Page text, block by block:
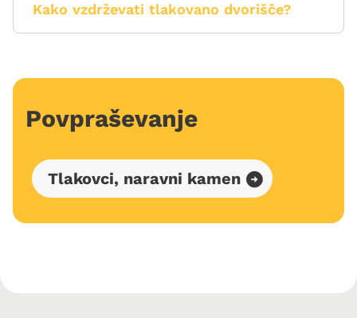
Kako vzdrževati tlakovano dvorišče?
Povpraševanje
Tlakovci, naravni kamen